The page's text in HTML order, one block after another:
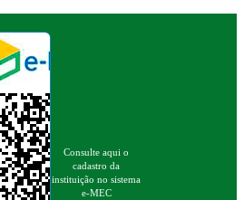
Consulte aqui o
cadastro da
instituição no sistema
e-MEC